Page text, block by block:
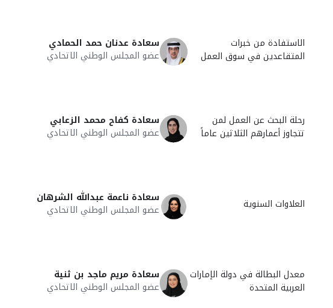
الاستفادة من خبرات
المتقاعدين في سوق العمل
سعادة عدنان حمد الحمادي
عضو المجلس الوطني الاتحادي
رحلة البحث عن العمل لمن
تتجاوز أعمارهم الثلاثين عاماً
سعادة كفاح محمد الزعابي
عضو المجلس الوطني الاتحادي
العلاوات السنوية سعادة ناعمة عبدالله الشرهان
عضو المجلس الوطني الاتحادي
معدل البطالة في دولة الإمارات
العربية المتحدة
سعادة مريم ماجد بن ثنية
عضو المجلس الوطني الاتحادي